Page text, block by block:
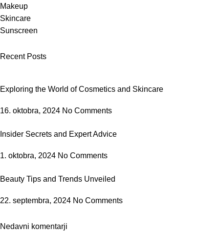
Makeup
Skincare
Sunscreen
Recent Posts
Exploring the World of Cosmetics and Skincare
16. oktobra, 2024 No Comments
Insider Secrets and Expert Advice
1. oktobra, 2024 No Comments
Beauty Tips and Trends Unveiled
22. septembra, 2024 No Comments
Nedavni komentarji